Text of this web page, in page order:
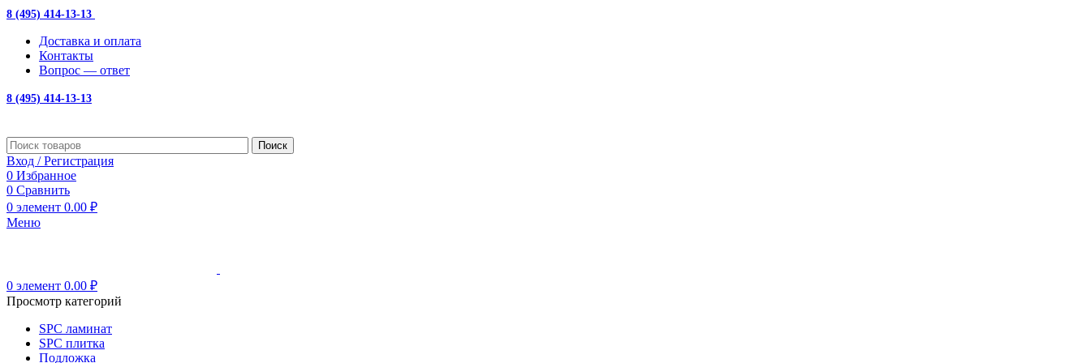
8 (495) 414-13-13
Доставка и оплата
Контакты
Вопрос — ответ
8 (495) 414-13-13
Поиск
Вход / Регистрация
0 Избранное
0 Сравнить
0 элемент 0.00 ₽
Меню
0 элемент 0.00 ₽
Просмотр категорий
SPC ламинат
SPC плитка
Подложка